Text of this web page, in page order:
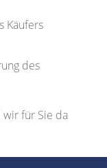
Käufers
des
wir für Sie da